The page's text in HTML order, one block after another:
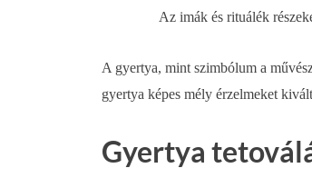
Az imák és rituálék
A gyertya, mint szimbólum a
gyertya képes mély érzelmeket
Gyertya